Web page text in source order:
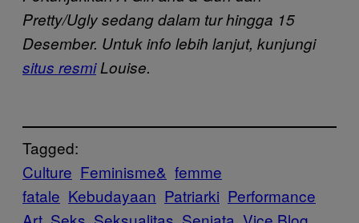
Pretty/Ugly sedang dalam tur hingga 15
Desember. Untuk info lebih lanjut, kunjungi
situs resmiLouise.
Tagged:
Culture Feminisme& femme
fatale Kebudayaan Patriarki Performance